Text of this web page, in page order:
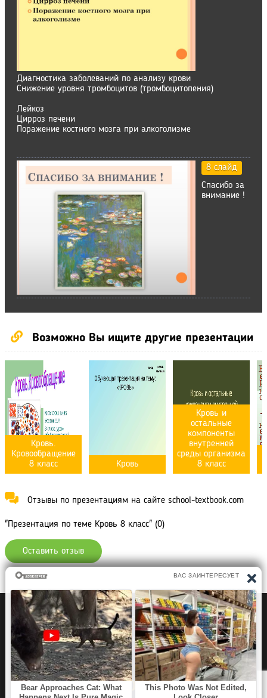
Диагностика заболеваний по анализу крови
Снижение уровня тромбоцитов (тромбоцитопения)
Лейкоз
Цирроз печени
Поражение костного мозга при алкоголизме
8 слайд
Спасибо за
внимание !
Возможно Вы ищите другие презентации
Кровь.
Кровообращение
8 класс
Кровь
Кровь и
остальные
компоненты
внутренней
среды организма
8 класс
Отзывы по презентациям на сайте school-textbook.com
"Презентация по теме Кровь 8 класс" (0)
Оставить отзыв
SCHOOL TEXTBOOK
Политика конфиденциальности
Правообладателям
Рефераты Дипломы Курсовые работы
Читать книги
Аудиокниги
Раскраски для детей
Загадки, Игры Головоломки